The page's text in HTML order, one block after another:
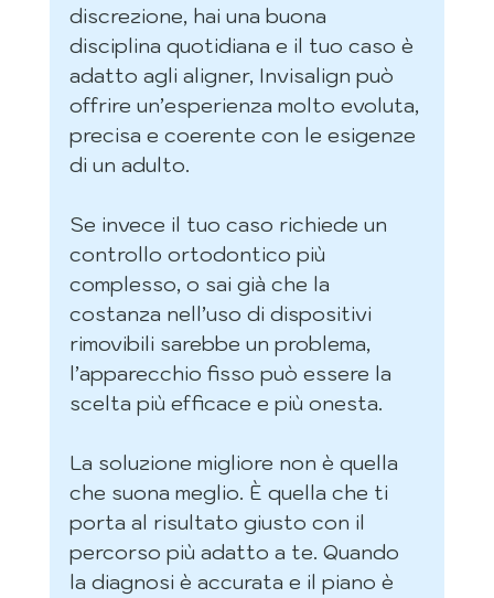
discrezione, hai una buona
disciplina quotidiana e il tuo caso è
adatto agli aligner, Invisalign può
offrire un’esperienza molto evoluta,
precisa e coerente con le esigenze
di un adulto.
Se invece il tuo caso richiede un
controllo ortodontico più
complesso, o sai già che la
costanza nell’uso di dispositivi
rimovibili sarebbe un problema,
l’apparecchio fisso può essere la
scelta più efficace e più onesta.
La soluzione migliore non è quella
che suona meglio. È quella che ti
porta al risultato giusto con il
percorso più adatto a te. Quando
la diagnosi è accurata e il piano è